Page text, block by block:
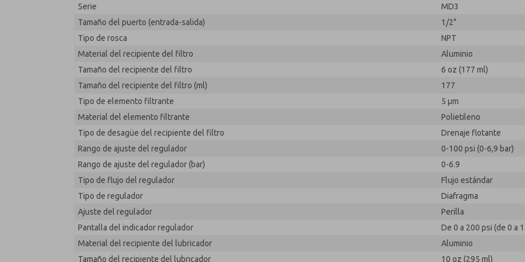
Serie
MD3
Tamaño del puerto (entrada-salida)
1/2"
Tipo de rosca
NPT
Material del recipiente del filtro
Aluminio
Tamaño del recipiente del filtro
6 oz (177 ml)
Tamaño del recipiente del filtro (ml)
177
Tipo de elemento filtrante
5 µm
Material del elemento filtrante
Polietileno
Tipo de desagüe del recipiente del filtro
Drenaje flotante
Rango de ajuste del regulador
0-100 psi (0-6,9 bar)
Rango de ajuste del regulador (bar)
0-6.9
Tipo de flujo del regulador
Flujo estándar
Tipo de regulador
Diafragma
Ajuste del regulador
Perilla
Pantalla del indicador regulador
De 0 a 200 psi (de 0 a
Material del recipiente del lubricador
Aluminio
Tamaño del recipiente del lubricador
10 oz (295 ml)
MD353ECB0C4YS